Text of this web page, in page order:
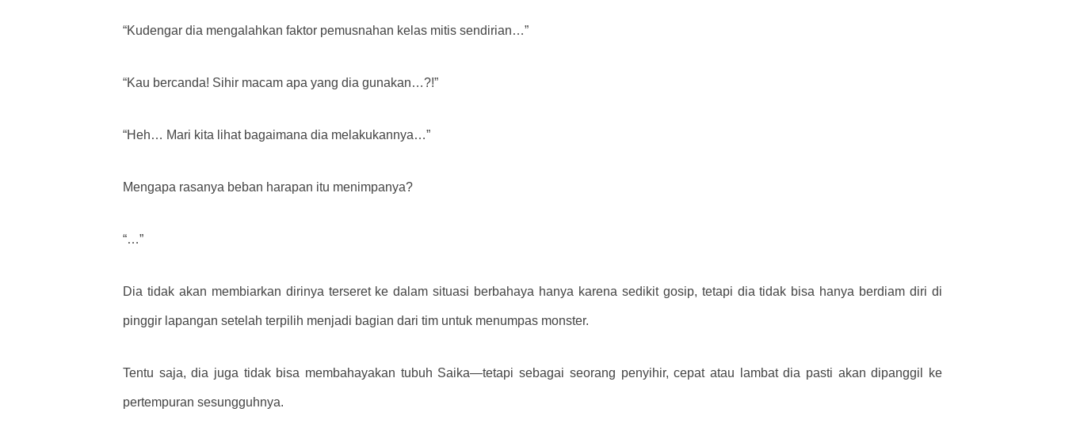
“Kudengar dia mengalahkan faktor pemusnahan kelas mitis sendirian…”
“Kau bercanda! Sihir macam apa yang dia gunakan…?!”
“Heh… Mari kita lihat bagaimana dia melakukannya…”
Mengapa rasanya beban harapan itu menimpanya?
“…”
Dia tidak akan membiarkan dirinya terseret ke dalam situasi berbahaya hanya karena sedikit gosip, tetapi dia tidak bisa hanya berdiam diri di
pinggir lapangan setelah terpilih menjadi bagian dari tim untuk menumpas monster.
Tentu saja, dia juga tidak bisa membahayakan tubuh Saika—tetapi sebagai seorang penyihir, cepat atau lambat dia pasti akan dipanggil ke
pertempuran sesungguhnya.